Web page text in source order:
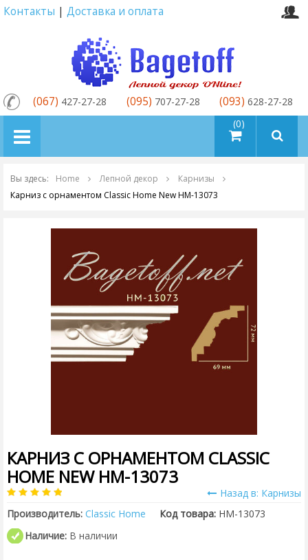
Контакты | Доставка и оплата
товаров (0)
(067) 427-27-28 (095) 707-27-28 (093) 628-27-28
Вы здесь: Home Лепной декор
Карнизы
Карниз с орнаментом Classic Home New HM-13073
КАРНИЗ С ОРНАМЕНТОМ CLASSIC
HOME NEW HM-13073
Назад в: Карнизы
Производитель: Classic Home Код товара: HM-13073
Наличие: В наличии